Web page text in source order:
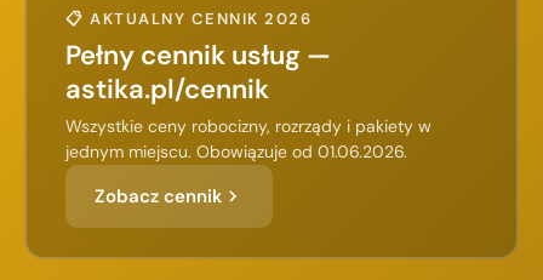
📋 AKTUALNY CENNIK 2026
Pełny cennik usług —
astika.pl/cennik
Wszystkie ceny robocizny, rozrządy i pakiety w
jednym miejscu. Obowiązuje od 01.06.2026.
Zobacz cennik